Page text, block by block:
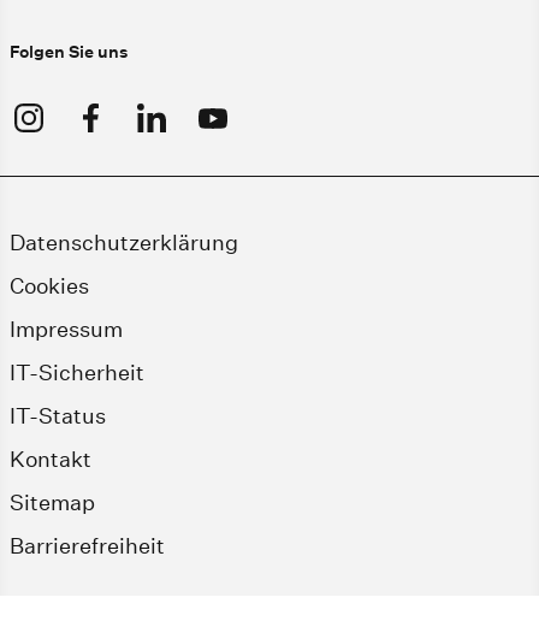
Folgen Sie uns
Datenschutzerklärung
Cookies
Impressum
IT-Sicherheit
IT-Status
Kontakt
Sitemap
Barrierefreiheit